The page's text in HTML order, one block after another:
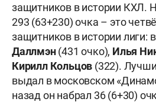
защитников в истории КХЛ.
293 (63+230) очка – это
защитников в истории лиги:
Даллмэн(431 очко), Илья
Кирилл Кольцов (322).
выдал в московском
назад он набрал 36 (6+30)